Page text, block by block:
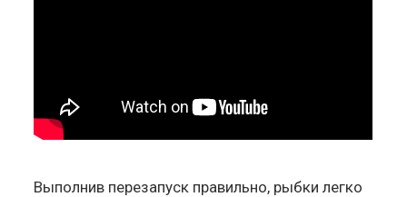
Выполнив перезапуск правильно, рыбки легко